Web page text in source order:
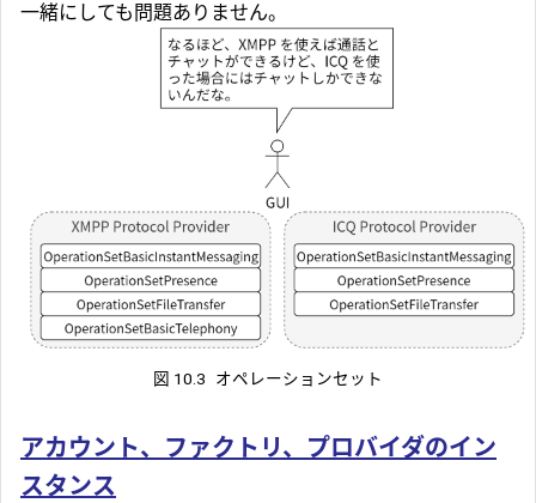
一緒にしても問題ありません。
図 10.3 オペレーションセット
アカウント、ファクトリ、プロバイダのイン
スタンス